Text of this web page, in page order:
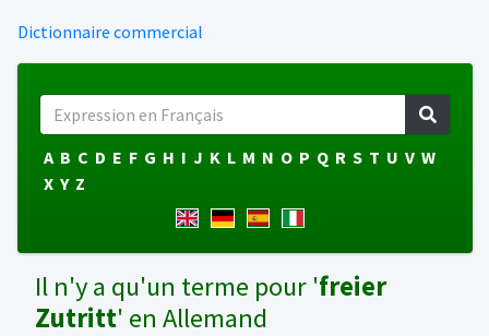
Dictionnaire commercial
A B C D E F G H I J K L M N O P Q R S T U V W
X Y Z
Il n'y a qu'un terme pour 'freier
Zutritt' en Allemand